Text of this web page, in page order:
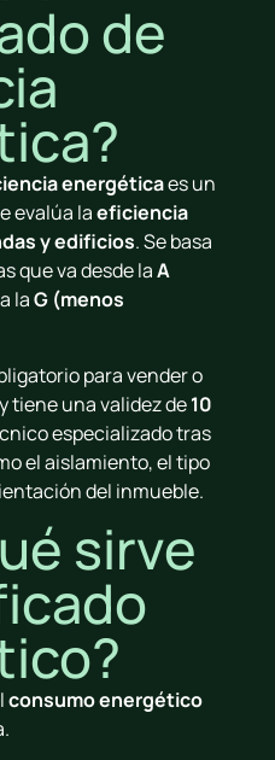
de
energéticaes un
evalúa laeficiencia
y edificios. Se basa
que va desde laA
laG (menos
para vender o
tiene una validez de10
especializado tras
el aislamiento, el tipo
del inmueble.
sirve
consumo energético